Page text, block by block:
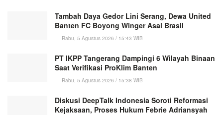
Tambah Daya Gedor Lini Serang, Dewa United
Banten FC Boyong Winger Asal Brasil
Rabu, 5 Agustus 2026 / 15:43 WIB
PT IKPP Tangerang Dampingi 6 Wilayah Binaan
Saat Verifikasi ProKlim Banten
Rabu, 5 Agustus 2026 / 15:38 WIB
Diskusi DeepTalk Indonesia Soroti Reformasi
Kejaksaan, Proses Hukum Febrie Adriansyah